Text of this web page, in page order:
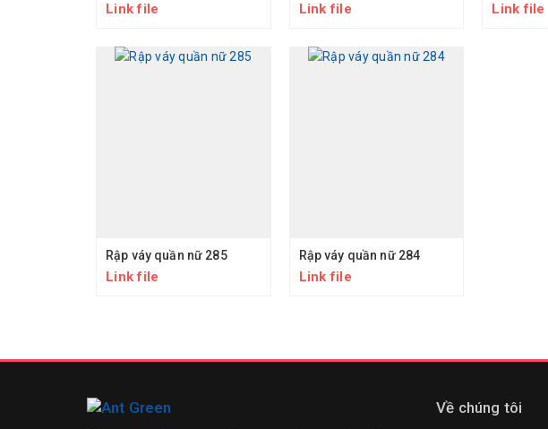
Link file Link file Link file
Rập váy quần nữ 285
Link file
Rập váy quần nữ 284
Link file
Về chúng tôi